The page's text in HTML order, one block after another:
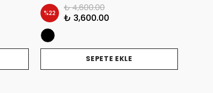
%22 ₺ 4,600.00
₺ 3,600.00
SEPETE EKLE